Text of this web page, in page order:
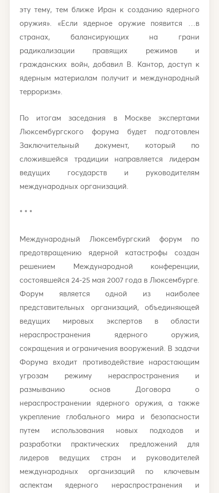
эту тему, тем ближе Иран к созданию ядерного
оружия». «Если ядерное оружие появится …в
странах, балансирующих на грани
радикализации правящих режимов и
гражданских войн, добавил В. Кантор, доступ к
ядерным материалам получит и международный
терроризм».
По итогам заседания в Москве экспертами
Люксембургского форума будет подготовлен
Заключительный документ, который по
сложившейся традиции направляется лидерам
ведущих государств и руководителям
международных организаций.
* * *
Международный Люксембургский форум по
предотвращению ядерной катастрофы создан
решением Международной конференции,
состоявшейся 24-25 мая 2007 года в Люксембурге.
Форум является одной из наиболее
представительных организаций, объединяющей
ведущих мировых экспертов в области
нераспространения ядерного оружия,
сокращения и ограничения вооружений. В задачи
Форума входит противодействие нарастающим
угрозам режиму нераспространения и
размыванию основ Договора о
нераспространении ядерного оружия, а также
укрепление глобального мира и безопасности
путем использования новых подходов и
разработки практических предложений для
лидеров ведущих стран и руководителей
международных организаций по ключевым
аспектам ядерного нераспространения и